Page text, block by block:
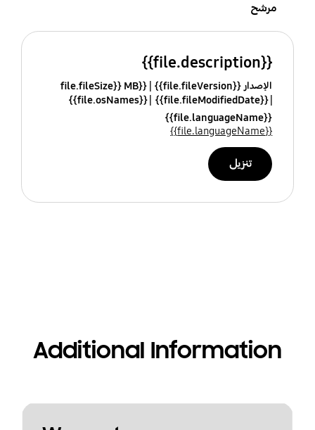
مرشح
{{file.description}}
الإصدار {{file.fileVersion}}
{{file.fileSize}} MB
{{file.fileModifiedDate}}
{{file.osNames}}
{{file.languageName}}
{{file.languageName}}
تنزيل
Additional Information